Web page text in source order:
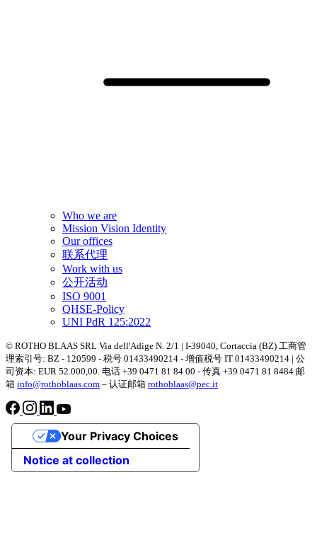
Who we are
Mission Vision Identity
Our offices
联系代理
Work with us
公开活动
ISO 9001
QHSE-Policy
UNI PdR 125:2022
© ROTHO BLAAS SRL Via dell'Adige N. 2/1 | I-39040, Cortaccia (BZ) 工商管
理索引号: BZ - 120599 - 税号 01433490214 - 增值税号 IT 01433490214 | 公
司资本: EUR 52.000,00. 电话 +39 0471 81 84 00 - 传真 +39 0471 81 8484 邮
箱 info@rothoblaas.com – 认证邮箱 rothoblaas@pec.it
Notice at collection
Your Privacy Choices